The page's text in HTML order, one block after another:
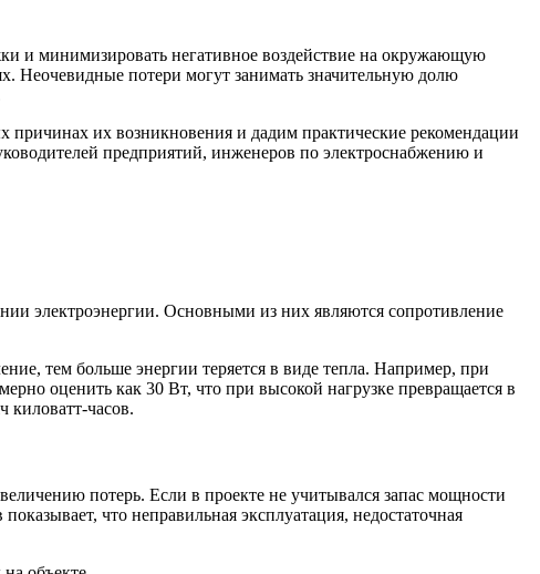
и минимизировать негативное воздействие на окружающую
Неочевидные потери могут занимать значительную долю
причинах их возникновения и дадим практические рекомендации
предприятий, инженеров по электроснабжению и
электроэнергии. Основными из них являются сопротивление
тем больше энергии теряется в виде тепла. Например, при
оценить как 30 Вт, что при высокой нагрузке превращается в
киловатт-часов.
потерь. Если в проекте не учитывался запас мощности
что неправильная эксплуатация, недостаточная